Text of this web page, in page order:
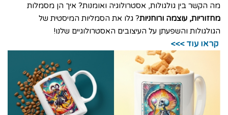
מה הקשר בין גולגולות, אסטרולוגיה ואומנות? איך הן מסמלות
מחזוריות, עוצמה ורוחניות? גלו את הסמליות המיסטית של
הגולגולות והשפעתן על העיצובים האסטרולוגיים שלנו!
קראו עוד >>>